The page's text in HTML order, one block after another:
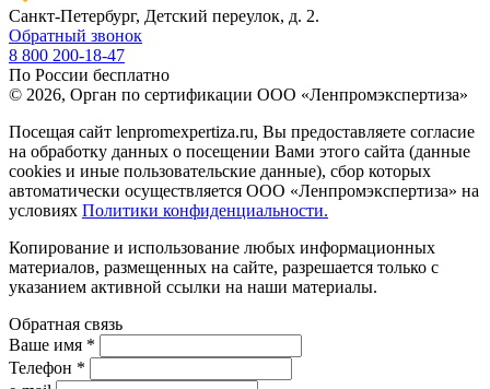
Санкт-Петербург, Детский переулок, д. 2.
Обратный звонок
8 800 200-18-47
По России бесплатно
© 2026, Орган по сертификации ООО «Ленпромэкспертиза»
Посещая сайт lenpromexpertiza.ru, Вы предоставляете согласие
на обработку данных о посещении Вами этого сайта (данные
cookies и иные пользовательские данные), сбор которых
автоматически осуществляется ООО «Ленпромэкспертиза» на
условиях Политики конфиденциальности.
Копирование и использование любых информационных
материалов, размещенных на сайте, разрешается только с
указанием активной ссылки на наши материалы.
Обратная связь
Ваше имя *
Телефон *